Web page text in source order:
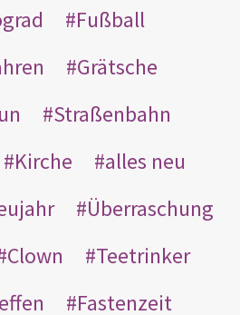
Fußball
Grätsche
Straßenbahn
Kirche
alles neu
Überraschung
Clown
Teetrinker
Fastenzeit